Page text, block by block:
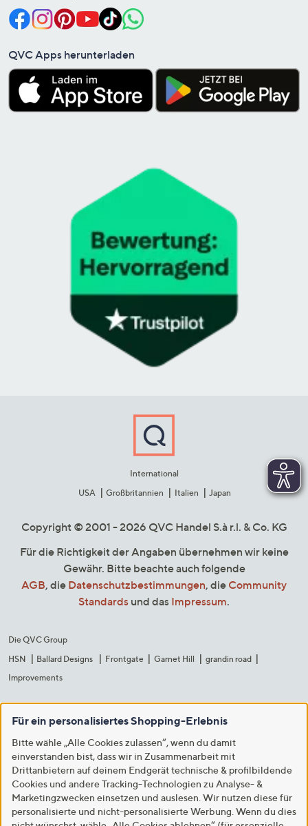
QVC Apps herunterladen
International
USA
Großbritannien Italien Japan
Copyright © 2001 - 2026 QVC Handel S.à r.l. & Co. KG
Für die Richtigkeit der Angaben übernehmen wir keine
Gewähr. Bitte beachte auch folgende
AGB, die Datenschutzbestimmungen, die Community
Standards und das Impressum.
Die QVC Group
HSN
Ballard Designs Frontgate Garnet Hill
grandin road
Improvements
Für ein personalisiertes Shopping-Erlebnis
Bitte wähle „Alle Cookies zulassen“, wenn du damit
einverstanden bist, dass wir in Zusammenarbeit mit
Drittanbietern auf deinem Endgerät technische & profilbildende
Cookies und andere Tracking-Technologien zu Analyse- &
Marketingzwecken einsetzen und auslesen. Wir nutzen diese für
personalisierte und nicht-personalisierte Werbung. Wenn du dies